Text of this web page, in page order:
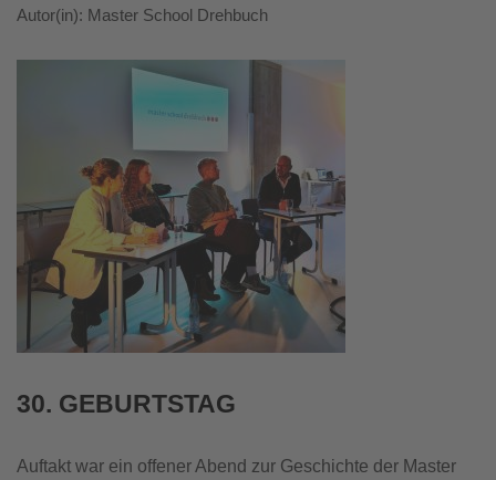
Autor(in): Master School Drehbuch
30. GEBURTSTAG
Auftakt war ein offener Abend zur Geschichte der Master